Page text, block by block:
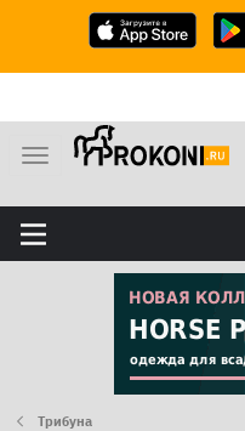
М
н
ю
Трибуна